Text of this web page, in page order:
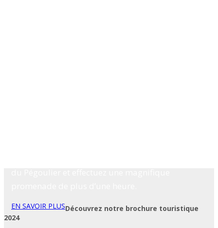
EN SAVOIR PLUSDécouvrez notre brochure touristique
2024